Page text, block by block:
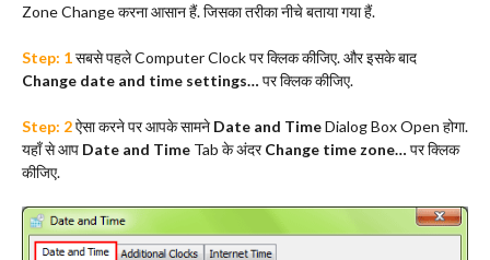
Zone Change करना आसान हैं. जिसका तरीका नीचे बताया गया हैं.
Step: 1सबसे पहले Computer Clock पर क्लिक कीजिए. और इसके बाद
Change date and time settings… पर क्लिक कीजिए.
Step: 2ऐसा करने पर आपके सामने Date and TimeDialog Box Open होगा.
यहाँ से आप Date and Time Tab के अंदरChange time zone… पर क्लिक
कीजिए.